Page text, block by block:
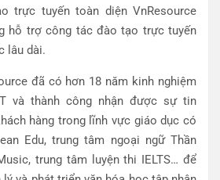
trực tuyến toàn diện VnResource
hỗ trợ công tác đào tạo trực tuyến
lâu dài.
đã có hơn 18 năm kinh nghiệm
và thành công nhận được sự tin
hàng trong lĩnh vực giáo dục có
Edu, trung tâm ngoại ngữ Thần
trung tâm luyện thi IELTS… để